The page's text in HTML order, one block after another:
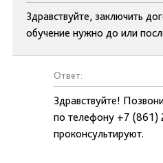
Здравствуйте, заключить
обучение нужно до или
Ответ:
Здравствуйте!
по телефону +7 (861)
проконсультируют.